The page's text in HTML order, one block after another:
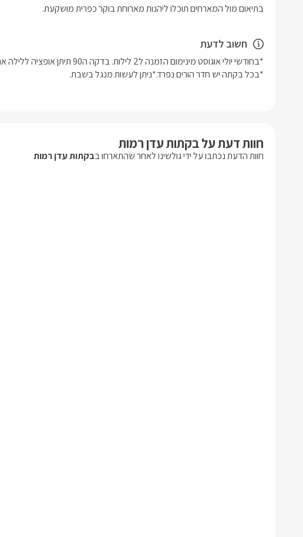
בתיאום מול המארחים תוכלו ליהנות מארוחת בוקר כפרית מושקעת.
חשוב לדעת
חוות דעת על בקתות עדן רמות
חוות הדעת נכתבו על ידי גולשינו לאחר שהתארחו בבקתות עדן רמות